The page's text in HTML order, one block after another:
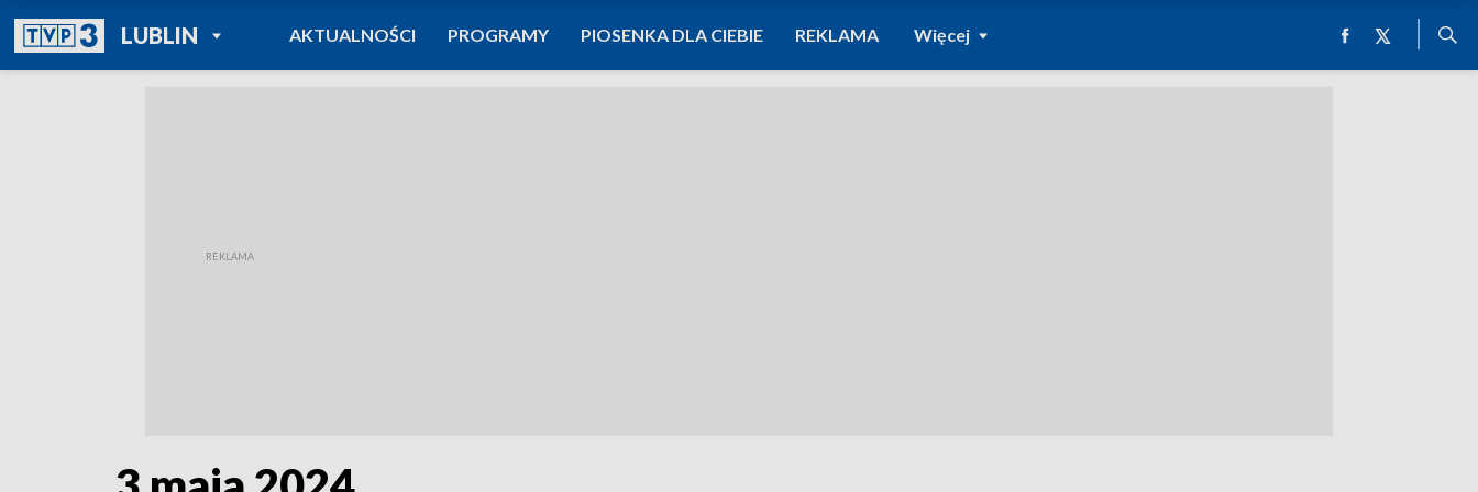
LUBLINPOWRÓT DO
TVP REGIONY
AKTUALNOŚCI PROGRAMY PIOSENKA DLA CIEBIE REKLAMA Więcej